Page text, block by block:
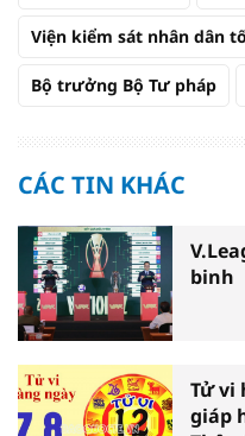
Viện kiểm sát nhân dân
Bộ trưởng Bộ Tư pháp
CÁC TIN KHÁC
binh
Tử vi
giáp